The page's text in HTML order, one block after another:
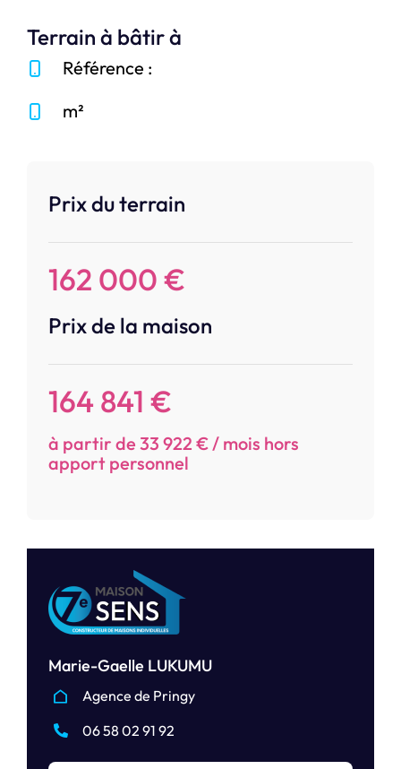
Prix du terrain
162 000 €
Prix de la maison
164 841 €
à partir de 33 922 € / mois hors
apport personnel
Marie-Gaelle LUKUMU
Agence de Pringy
06 58 02 91 92
Terrain à bâtir à
Référence :
m²